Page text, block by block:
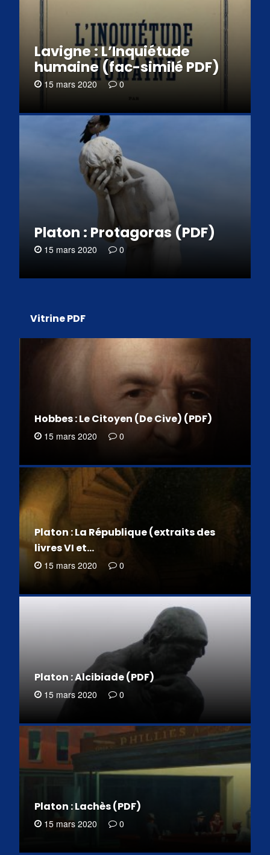
Lavigne : L’Inquiétude
humaine (fac-similé PDF)
15 mars 2020 0
Platon : Protagoras (PDF)
15 mars 2020 0
Vitrine PDF
Hobbes : Le Citoyen (De Cive) (PDF)
15 mars 2020 0
Platon : La République (extraits des
livres VI et…
15 mars 2020 0
Platon : Alcibiade (PDF)
15 mars 2020 0
Platon : Lachès (PDF)
15 mars 2020 0